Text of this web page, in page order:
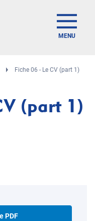
MENU
Fiche 06 - Le CV (part 1)
(part 1)
PDF